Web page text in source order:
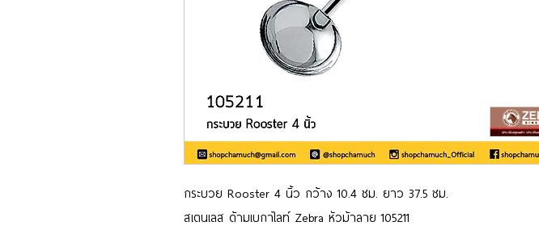
กระบวย Rooster 4 นิ้ว กว้าง 10.4 ซม. ยาว 37.5 ซม.
สเตนเลส ด้ามเบกาไลท์ Zebra หัวม้าลาย 105211